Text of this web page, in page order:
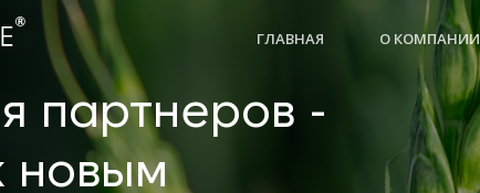
ГЛАВНАЯ О КОМПАНИИ
партнеров -
новым